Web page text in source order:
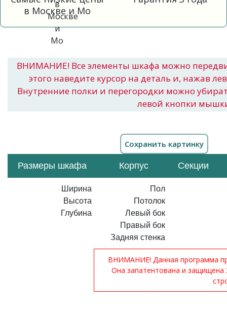
в Москве и Мо
ВНИМАНИЕ! Все элементы шкафа можно
этого наведите курсор на деталь и, нажав
Внутренние полки и перегородки можно
левой кнопки
Размеры шкафа Корпус Секции
Ширина
Высота
Глубина
Пол
Потолок
Левый бок
Правый бок
Задняя стенка
ВНИМАНИЕ! Данная программа
Она запатентована и